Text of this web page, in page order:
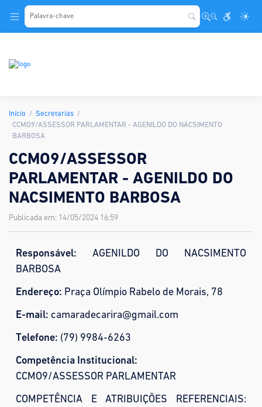
Início
Secretarias
CCMO9/ASSESSOR PARLAMENTAR - AGENILDO DO NACSIMENTO
BARBOSA
CCMO9/ASSESSOR
PARLAMENTAR - AGENILDO DO
NACSIMENTO BARBOSA
Publicada em: 14/05/2024 16:59
Responsável: AGENILDO DO NACSIMENTO
BARBOSA
Endereço: Praça Olímpio Rabelo de Morais, 78
E-mail: camaradecarira@gmail.com
Telefone: (79) 9984-6263
Competência Institucional:
CCMO9/ASSESSOR PARLAMENTAR
COMPETÊNCIA E ATRIBUIÇÕES REFERENCIAIS: